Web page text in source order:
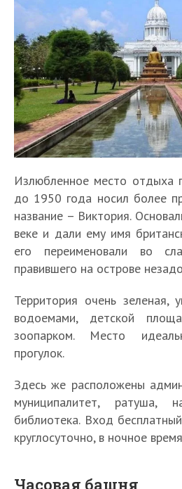
Излюбленное место отдыха
до 1950 года носил более
название – Виктория.
веке и дали ему имя
его переименовали во
правившего на острове
Территория очень зеленая,
водоемами, детской
зоопарком. Место
прогулок.
Здесь же расположены
муниципалитет, ратуша,
библиотека. Вход
круглосуточно, в ночное
Часовая башня